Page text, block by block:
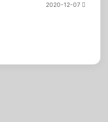
2020-12-07